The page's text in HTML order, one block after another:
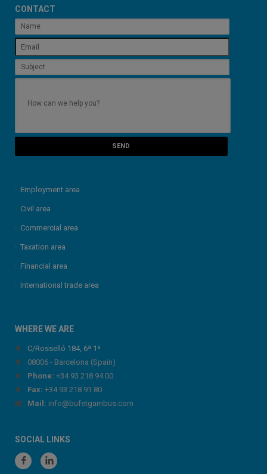
CONTACT
Employment area
Civil area
Commercial area
Taxation area
Financial area
International trade area
WHERE WE ARE
C/Rosselló 184, 6ª 1ª
08006 - Barcelona (Spain)
Phone: +34 93 218 94 00
Fax: +34 93 218 91 80
Mail: info@bufetgambus.com
SOCIAL LINKS